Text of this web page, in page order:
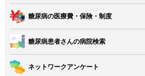
糖尿病の医療費・保険・制度
糖尿病患者さんの病院検索
ネットワークアンケート